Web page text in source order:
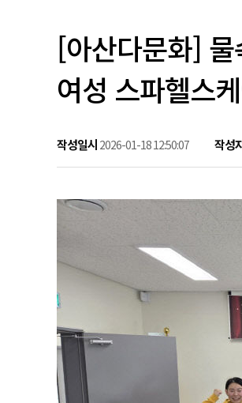
[아산다문화]
여성 스파헬스
작성일시 2026-01-18 12:50:07 작성